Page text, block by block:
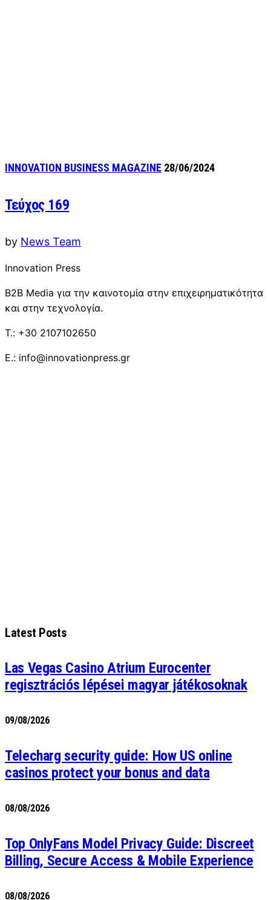
INNOVATION BUSINESS MAGAZINE 28/06/2024
Τεύχος 169
by News Team
Innovation Press
B2B Media για την καινοτομία στην επιχειρηματικότητα
και στην τεχνολογία.
T.: +30 2107102650
E.: info@innovationpress.gr
Latest Posts
Las Vegas Casino Atrium Eurocenter
regisztrációs lépései magyar játékosoknak
09/08/2026
Telecharg security guide: How US online
casinos protect your bonus and data
08/08/2026
Top OnlyFans Model Privacy Guide: Discreet
Billing, Secure Access & Mobile Experience
08/08/2026